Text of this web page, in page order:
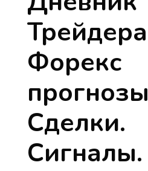
Трейдера
Форекс
прогнозы
Сделки.
Сигналы.